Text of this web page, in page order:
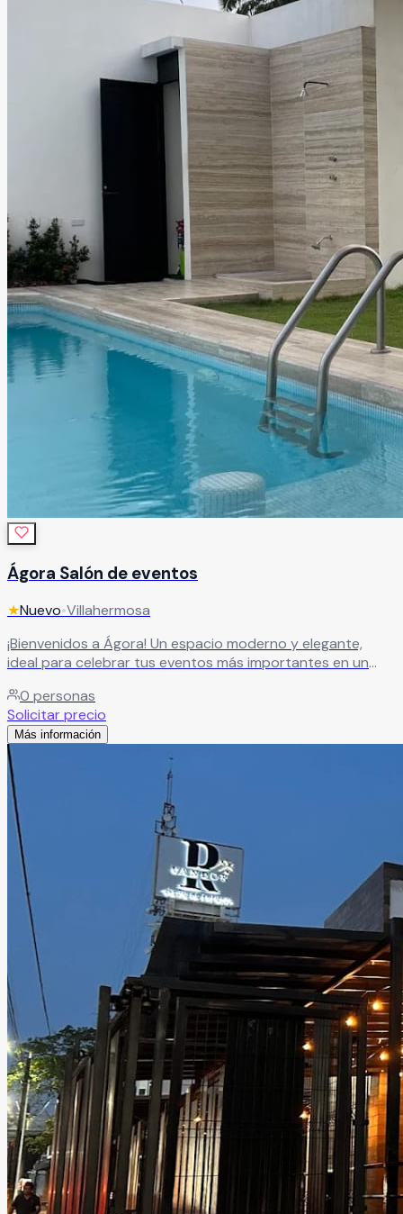
Ágora Salón de eventos
★Nuevo•Villahermosa
¡Bienvenidos a Ágora! Un espacio moderno y elegante,
ideal para celebrar tus eventos más importantes en un
0 personas
Solicitar precio
Más información